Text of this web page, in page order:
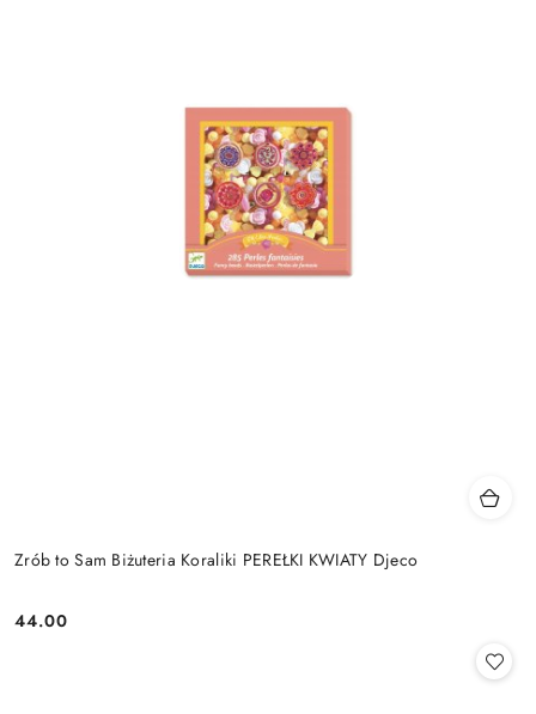
Zrób to Sam Biżuteria Koraliki PEREŁKI KWIATY Djeco
Cena:
44.00